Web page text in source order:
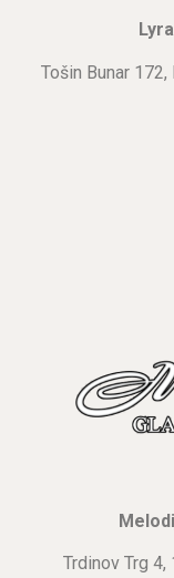
Tošin Bunar
Trdinov Trg